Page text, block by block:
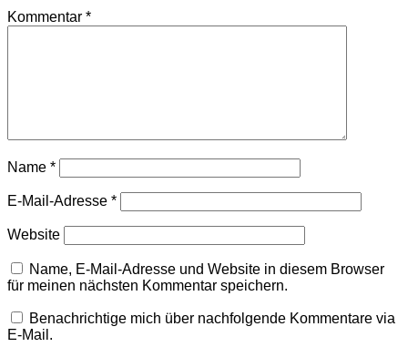
Kommentar *
Name *
E-Mail-Adresse *
Website
Name, E-Mail-Adresse und Website in diesem Browser
für meinen nächsten Kommentar speichern.
Benachrichtige mich über nachfolgende Kommentare via
E-Mail.